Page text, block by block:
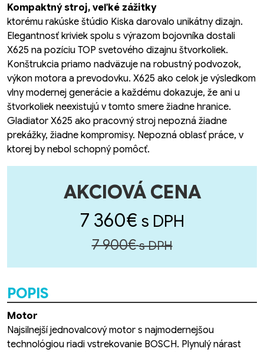
Kompaktný stroj, veľké zážitky
ktorému rakúske štúdio Kiska darovalo unikátny dizajn.
Elegantnosť kriviek spolu s výrazom bojovníka dostali
X625 na pozíciu TOP svetového dizajnu štvorkoliek.
Konštrukcia priamo nadväzuje na robustný podvozok,
výkon motora a prevodovku. X625 ako celok je výsledkom
vlny modernej generácie a každému dokazuje, že ani u
štvorkoliek neexistujú v tomto smere žiadne hranice.
Gladiator X625 ako pracovný stroj nepozná žiadne
prekážky, žiadne kompromisy. Nepozná oblasť práce, v
ktorej by nebol schopný pomôcť.
AKCIOVÁ CENA
7 360€ s DPH
7 900€s DPH
POPIS
Motor
Najsilnejší jednovalcový motor s najmodernejšou
technológiou riadi vstrekovanie BOSCH. Plynulý nárast